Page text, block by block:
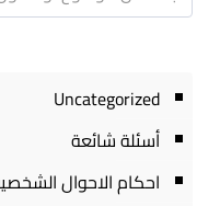
Uncategorized
أسئلة شائعة
احكام الاحوال